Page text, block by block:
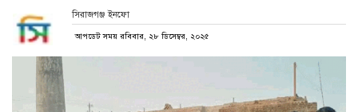
সিরাজগঞ্জ ইনফো
আপডেট সময় রবিবার, ২৮ ডিসেম্বর, ২০২৫